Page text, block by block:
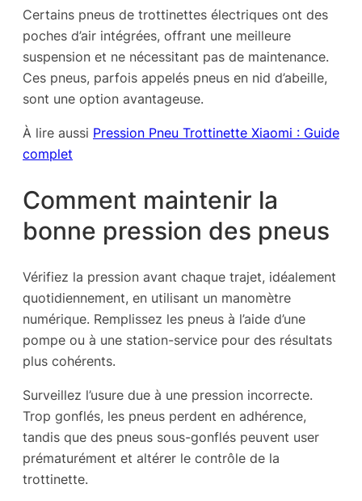
Certains pneus de trottinettes électriques ont des
poches d’air intégrées, offrant une meilleure
suspension et ne nécessitant pas de maintenance.
Ces pneus, parfois appelés pneus en nid d’abeille,
sont une option avantageuse.
À lire aussi Pression Pneu Trottinette Xiaomi : Guide
complet
Comment maintenir la
bonne pression des pneus
Vérifiez la pression avant chaque trajet, idéalement
quotidiennement, en utilisant un manomètre
numérique. Remplissez les pneus à l’aide d’une
pompe ou à une station-service pour des résultats
plus cohérents.
Surveillez l’usure due à une pression incorrecte.
Trop gonflés, les pneus perdent en adhérence,
tandis que des pneus sous-gonflés peuvent user
prématurément et altérer le contrôle de la
trottinette.